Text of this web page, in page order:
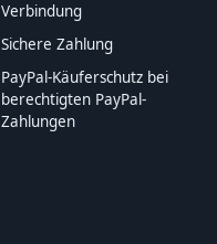
Verbindung
Sichere Zahlung
PayPal-Käuferschutz bei
berechtigten PayPal-
Zahlungen